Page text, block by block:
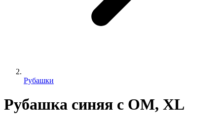
Рубашки
Рубашка синяя с ОМ, XL